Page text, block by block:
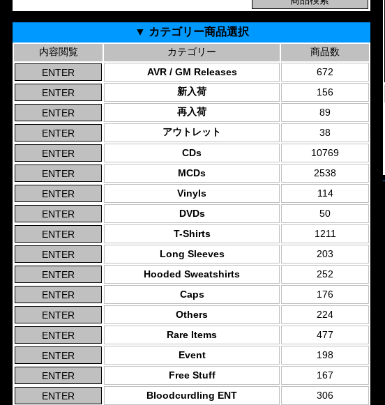
▼ カテゴリー商品選択
内容閲覧 カテゴリー
商品数
AVR / GM Releases
672
新入荷
156
再入荷
89
アウトレット
38
CDs
10769
MCDs
2538
Vinyls
114
DVDs
50
T-Shirts
1211
Long Sleeves
203
Hooded Sweatshirts
252
Caps
176
Others
224
Rare Items
477
Event
198
Free Stuff
167
Bloodcurdling ENT
306